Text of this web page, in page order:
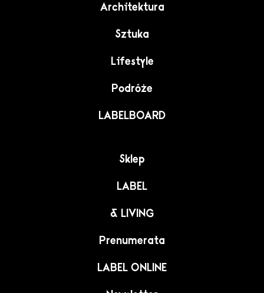
Architektura
Sztuka
Lifestyle
Podróże
LABELBOARD
Sklep
LABEL
& LIVING
Prenumerata
LABEL ONLINE